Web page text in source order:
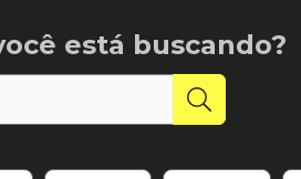
está buscando?